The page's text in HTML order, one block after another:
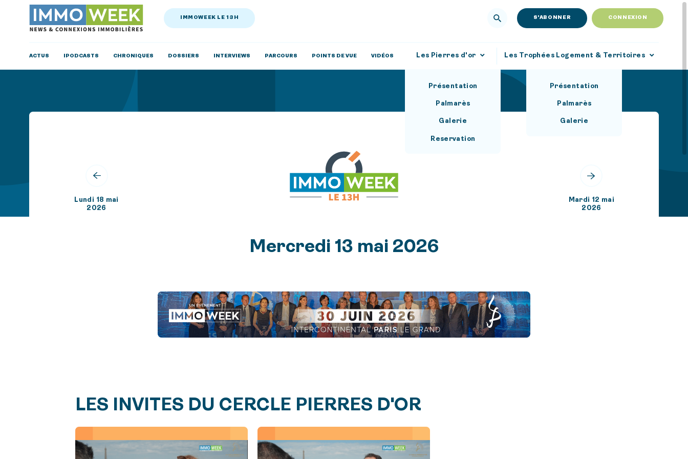
IMMOWEEK LE 13H S'ABONNER CONNEXION
ACTUS IPODCASTS CHRONIQUES DOSSIERS INTERVIEWS PARCOURS POINTS DE VUE VIDÉOS Les Pierres d'or
Présentation
Palmarès
Galerie
Reservation
Les Trophées Logement & Territoires
Présentation
Palmarès
Galerie
Lundi 18 mai
2026
Mardi 12 mai
2026
Mercredi 13 mai 2026
LES INVITES DU CERCLE PIERRES D'OR